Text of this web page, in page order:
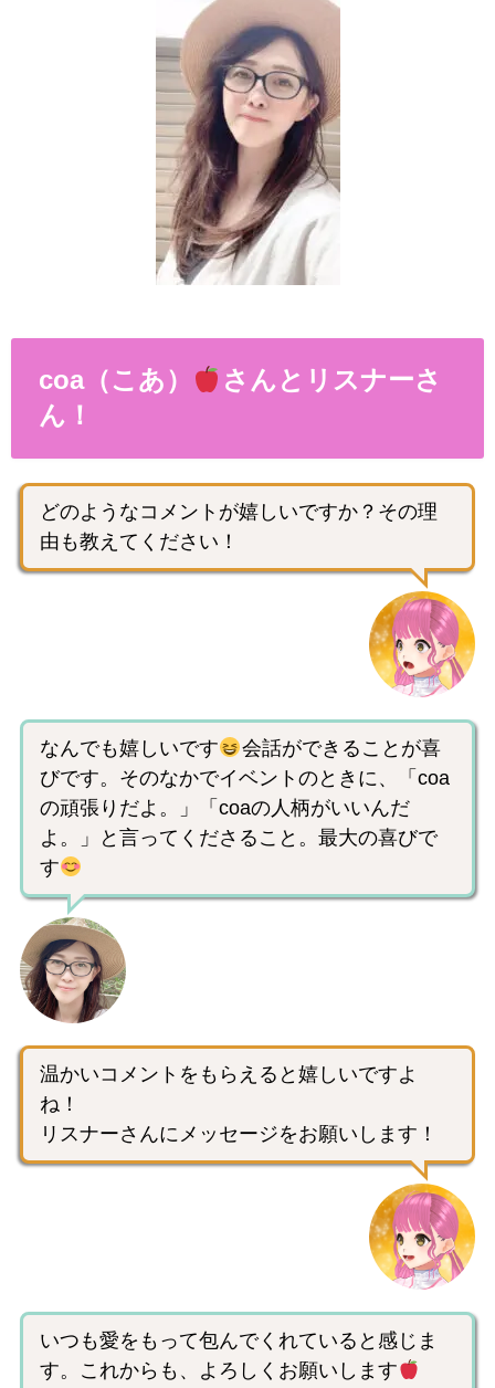
coa（こあ）
さんとリスナーさ
ん！
どのようなコメントが嬉しいですか？その理
由も教えてください！
なんでも嬉しいです
会話ができることが喜
びです。そのなかでイベントのときに、「coa
の頑張りだよ。」「coaの人柄がいいんだ
よ。」と言ってくださること。最大の喜びで
す
温かいコメントをもらえると嬉しいですよ
ね！
リスナーさんにメッセージをお願いします！
いつも愛をもって包んでくれていると感じま
す。これからも、よろしくお願いします